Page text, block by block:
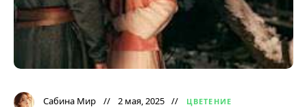
Сабина Мир 2 мая, 2025 ЦВЕТЕНИЕ